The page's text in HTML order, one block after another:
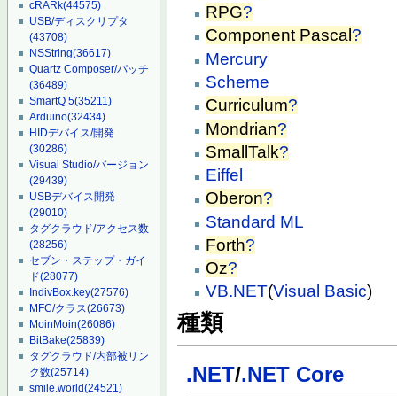
cRARk(44575)
USB/ディスクリプタ
(43708)
NSString(36617)
Quartz Composer/パッチ
(36489)
SmartQ 5(35211)
Arduino(32434)
HIDデバイス/開発
(30286)
Visual Studio/バージョン
(29439)
USBデバイス開発
(29010)
タグクラウド/アクセス数
(28256)
セブン・ステップ・ガイ
ド(28077)
IndivBox.key(27576)
MFC/クラス(26673)
MoinMoin(26086)
BitBake(25839)
タグクラウド/内部被リン
ク数(25714)
smile.world(24521)
RPG?
Component Pascal ?
Mercury
Scheme
Curriculum?
Mondrian?
SmallTalk?
Eiffel
Oberon?
Standard ML
Forth?
Oz?
VB.NET(Visual Basic)
種類
.NET/.NET Core